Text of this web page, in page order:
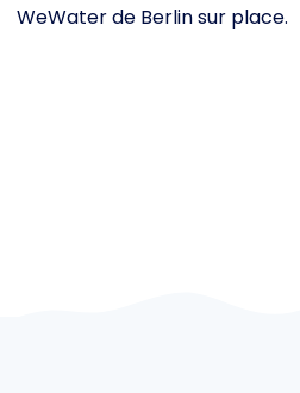
WeWater de Berlin sur place.